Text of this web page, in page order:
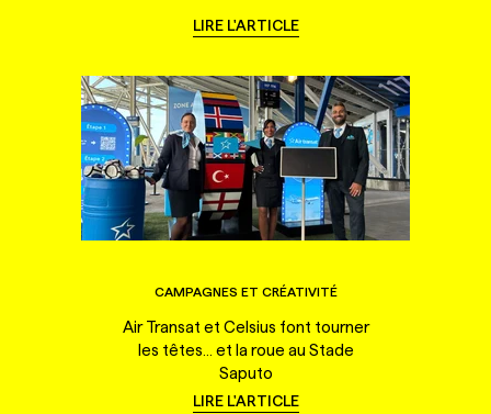
LIRE L'ARTICLE
CAMPAGNES ET CRÉATIVITÉ
Air Transat et Celsius font tourner
les têtes... et la roue au Stade
Saputo
LIRE L'ARTICLE